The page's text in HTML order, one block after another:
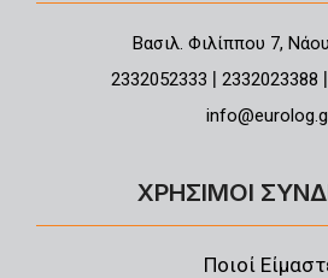
Βασιλ. Φιλίππου 7,
2332052333 | 2332023388 |
ΧΡΗΣΙΜΟΙ
Ποιοί